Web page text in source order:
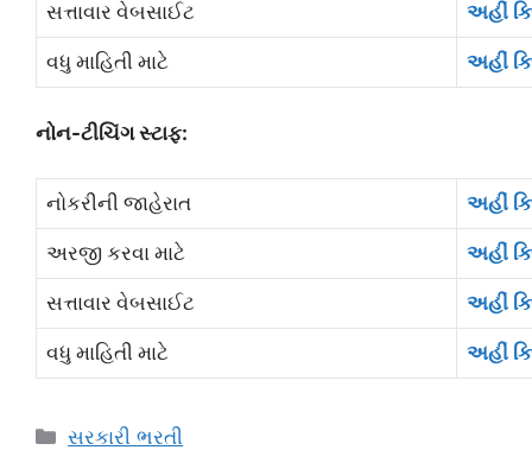
સત્તાવાર વેબસાઈટ અહીં
વધુ માહિતી માટે અહીં
નોન-ટીચિંગ સ્ટાફ:
નોકરીની જાહેરાત અહીં
અરજી કરવા માટે અહીં
સત્તાવાર વેબસાઈટ અહીં
વધુ માહિતી માટે અહીં
Categories
સરકારી ભરતી